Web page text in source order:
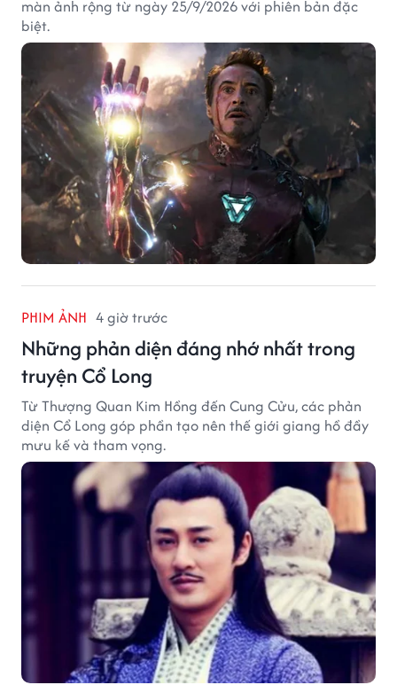
màn ảnh rộng từ ngày 25/9/2026 với phiên bản đặc
biệt.
PHIM ẢNH 4 giờ trước
Những phản diện đáng nhớ nhất trong
truyện Cổ Long
Từ Thượng Quan Kim Hồng đến Cung Cửu, các phản
diện Cổ Long góp phần tạo nên thế giới giang hồ đầy
mưu kế và tham vọng.